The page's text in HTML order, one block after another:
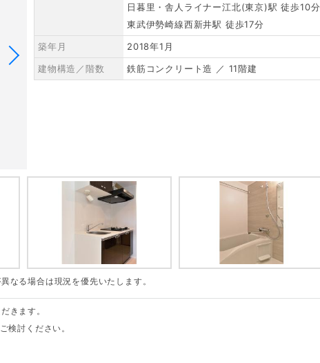
日暮里・舎人ライナー江北(東京)駅 徒歩10分
東武伊勢崎線西新井駅 徒歩17分
築年月
2018年1月
建物構造／階数
鉄筋コンクリート造 ／ 11階建
なる場合は現況を優先いたします。
きます。
検討ください。